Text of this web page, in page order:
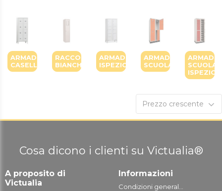
ARMADIETTI
CASELLARI
RACCOGLI
BIANCHERIA
ARMADIETTI
ISPEZIONABILI
ARMADIO
SCUOLA
ARMADIO
SCUOLA
Prezzo crescente
Cosa dicono i clienti su Victualia®
A proposito di
Victualia
Informazioni
Condizioni general...